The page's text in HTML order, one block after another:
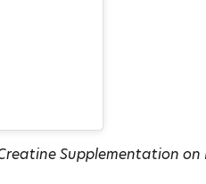
Supplementation